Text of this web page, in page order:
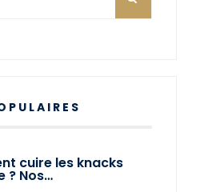
cuire les knacks
? Nos…